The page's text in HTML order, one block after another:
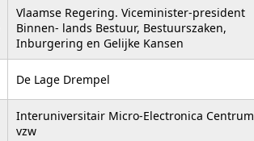
Vlaamse Regering. Viceminister-president
Binnen- lands Bestuur, Bestuurszaken,
Inburgering en Gelijke Kansen
De Lage Drempel
Interuniversitair Micro-Electronica Centrum
vzw